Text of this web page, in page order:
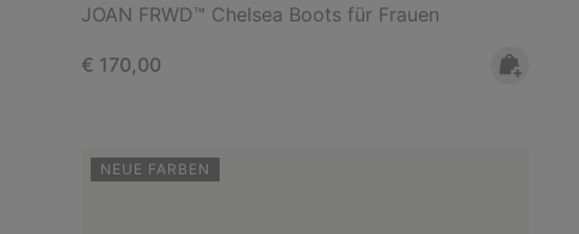
JOAN FRWD™ Chelsea Boots für Frauen
Regular price:
€ 170,00
NEUE FARBEN